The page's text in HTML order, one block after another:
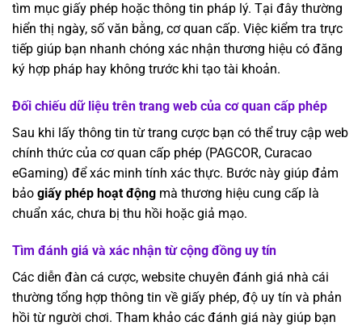
tìm mục giấy phép hoặc thông tin pháp lý. Tại đây thường
hiển thị ngày, số văn bằng, cơ quan cấp. Việc kiểm tra trực
tiếp giúp bạn nhanh chóng xác nhận thương hiệu có đăng
ký hợp pháp hay không trước khi tạo tài khoản.
Đối chiếu dữ liệu trên trang web của cơ quan cấp phép
Sau khi lấy thông tin từ trang cược bạn có thể truy cập web
chính thức của cơ quan cấp phép (PAGCOR, Curacao
eGaming) để xác minh tính xác thực. Bước này giúp đảm
bảo giấy phép hoạt động mà thương hiệu cung cấp là
chuẩn xác, chưa bị thu hồi hoặc giả mạo.
Tìm đánh giá và xác nhận từ cộng đồng uy tín
Các diễn đàn cá cược, website chuyên đánh giá nhà cái
thường tổng hợp thông tin về giấy phép, độ uy tín và phản
hồi từ người chơi. Tham khảo các đánh giá này giúp bạn